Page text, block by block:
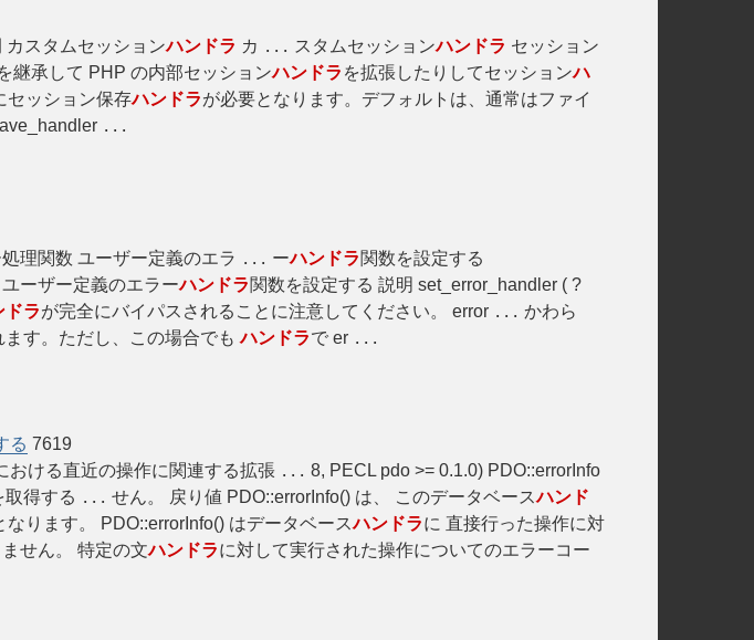
カスタムセッションハンドラ カ ... スタムセッションハンドラ セッション
継承して PHP の内部セッションハンドラ を拡張したりしてセッションハ
セッション保存ハンドラが必要となります。デフォルトは、通常はファイ
...
理関数 ユーザー定義のエラ ... ーハンドラ関数を設定する
ーザー定義のエラーハンドラ関数を設定する 説明 set_error_handler ( ?
ドラが完全にバイパスされることに注意してください。 error ... かわら
ます。ただし、この場合でもハンドラで er ...
る 7619
おける直近の操作に関連する拡張 ... 8, PECL pdo >= 0.1.0) PDO::errorInfo
得する ... せん。 戻り値 PDO::errorInfo() は、 このデータベースハンド
なります。 PDO::errorInfo() はデータベースハンドラに 直接行った操作に対
せん。 特定の文ハンドラに対して実行された操作についてのエラーコー